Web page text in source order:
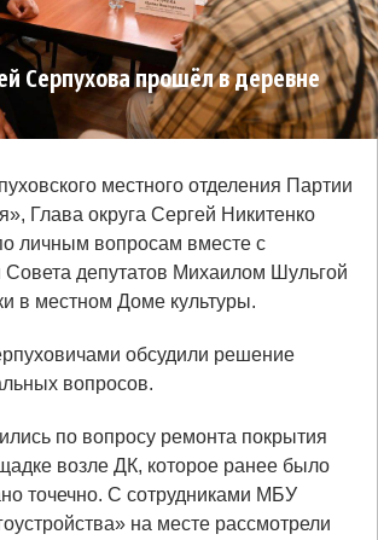
Серпухова прошёл в деревне
местного отделения Партии
Глава округа Сергей Никитенко
личным вопросам вместе с
Совета депутатов Михаилом Шульгой
в местном Доме культуры.
обсудили решение
вопросов.
по вопросу ремонта покрытия
возле ДК, которое ранее было
точечно. С сотрудниками МБУ
на месте рассмотрели